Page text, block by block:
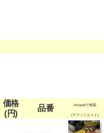
価格
(円)
品番 Amazonで検索
(アフィリエイト)